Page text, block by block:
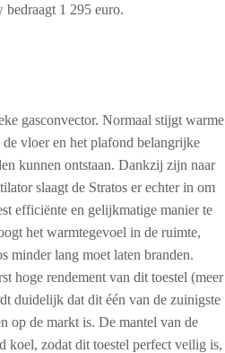
1 295 euro.
gasconvector. Normaal stijgt warme
de vloer en het plafond belangrijke
kunnen ontstaan. Dankzij zijn naar
slaagt de Stratos er echter in om
efficiënte en gelijkmatige manier te
het warmtegevoel in de ruimte,
minder lang moet laten branden.
hoge rendement van dit toestel (meer
duidelijk dat dit één van de zuinigste
op de markt is. De mantel van de
koel, zodat dit toestel perfect veilig is,